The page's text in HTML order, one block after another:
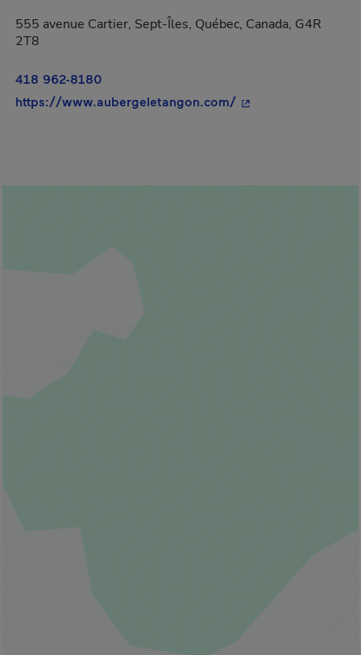
555 avenue Cartier, Sept-Îles, Québec, Canada, G4R
2T8
418 962-8180
https://www.aubergeletangon.com/- Cet hyperlien